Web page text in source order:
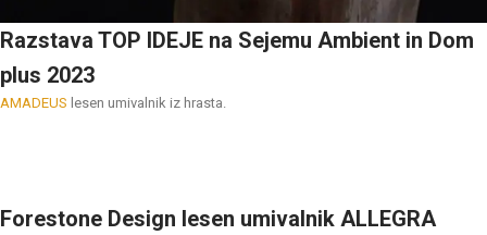
Razstava TOP IDEJE na Sejemu Ambient in Dom
plus 2023
AMADEUS lesen umivalnik iz hrasta.
Forestone Design lesen umivalnik ALLEGRA